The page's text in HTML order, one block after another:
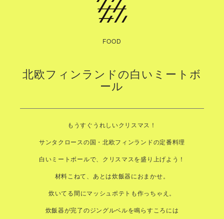
FOOD
北欧フィンランドの白いミートボ
ール
もうすぐうれしいクリスマス！
サンタクロースの国・北欧フィンランドの定番料理
白いミートボールで、クリスマスを盛り上げよう！
材料こねて、あとは炊飯器におまかせ。
炊いてる間にマッシュポテトも作っちゃえ。
炊飯器が完了のジングルベルを鳴らすころには